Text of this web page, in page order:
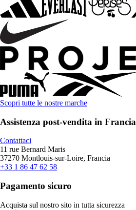
Scopri tutte le nostre marche
Assistenza post-vendita in Francia
Contattaci
11 rue Bernard Maris
37270 Montlouis-sur-Loire, Francia
+33 1 86 47 62 58
Pagamento sicuro
Acquista sul nostro sito in tutta sicurezza